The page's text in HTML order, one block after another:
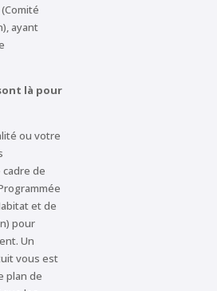
ayant
là pour
ou votre
de
et de
pour
Un
vous est
plan de